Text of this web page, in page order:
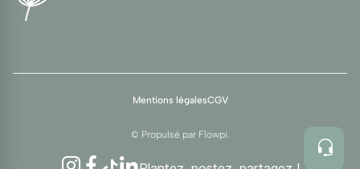
Mentions légalesCGV
© Propulsé par Flowpi.
Instagram
Facebook
TikTokLinkedIn